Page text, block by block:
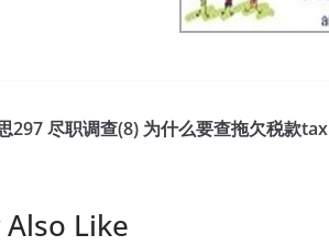
297 尽职调查(8) 为什么要查拖欠税款tax
Like